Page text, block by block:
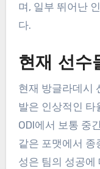
며, 일부 뛰어난
다.
현재 선수
현재 방글라데시
발은 인상적인
ODI에서 보통 중
같은 포맷에서
성은 팀의 성공에